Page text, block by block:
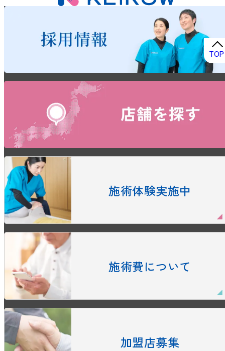
施術体験実施中
施術費について
加盟店募集
TOP